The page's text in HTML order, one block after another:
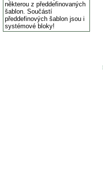
některou z předdefinovaných
šablon. Součástí
předdefinových šablon jsou i
systémové bloky!